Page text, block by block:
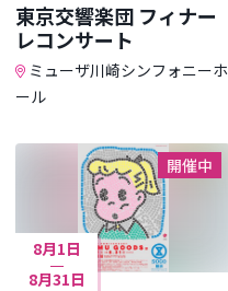
東京交響楽団 フィナー
レコンサート
ミューザ川崎シンフォニーホ
ール
開催中
8月1日
8月31日